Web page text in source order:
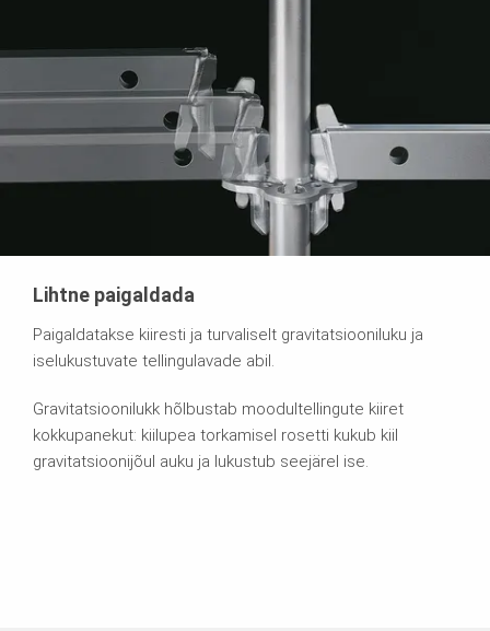
Lihtne paigaldada
Paigaldatakse kiiresti ja turvaliselt gravitatsiooniluku ja
iselukustuvate tellingulavade abil.
Gravitatsioonilukk hõlbustab moodultellingute kiiret
kokkupanekut: kiilupea torkamisel rosetti kukub kiil
gravitatsioonijõul auku ja lukustub seejärel ise.